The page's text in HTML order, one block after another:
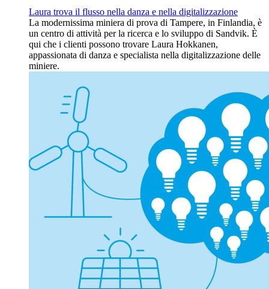
Laura trova il flusso nella danza e nella digitalizzazione
La modernissima miniera di prova di Tampere, in Finlandia, è
un centro di attività per la ricerca e lo sviluppo di Sandvik. È
qui che i clienti possono trovare Laura Hokkanen,
appassionata di danza e specialista nella digitalizzazione delle
miniere.